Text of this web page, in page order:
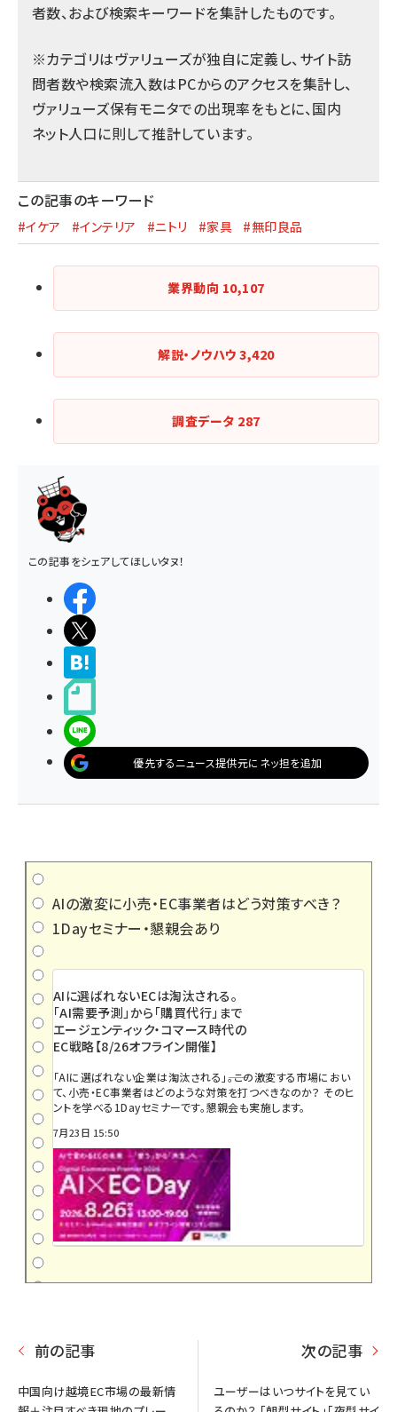
者数、および検索キーワードを集計したものです。
※カテゴリはヴァリューズが独自に定義し、サイト訪
問者数や検索流入数はPCからのアクセスを集計し、
ヴァリューズ保有モニタでの出現率をもとに、国内
ネット人口に則して推計しています。
この記事のキーワード
#イケア #インテリア #ニトリ #家具 #無印良品
業界動向 10,107
解説・ノウハウ3,420
調査データ 287
この記事をシェアしてほしいタヌ！
優先するニュース提供元にネッ担を追加
AIの激変に小売・EC事業者はどう対策すべき？
1Dayセミナー・懇親会あり
AIに選ばれないECは淘汰される。
「AI需要予測」から「購買代行」まで
エージェンティック・コマース時代の
EC戦略【8/26オフライン開催】
「AIに選ばれない企業は淘汰される」――。この激変する市場におい
て、小売・EC事業者はどのような対策を打つべきなのか？ そのヒ
ントを学べる1Dayセミナーです。懇親会も実施します。
7月23日 15:50
前の記事
中国向け越境EC市場の最新情
次の記事
ユーザーはいつサイトを見てい